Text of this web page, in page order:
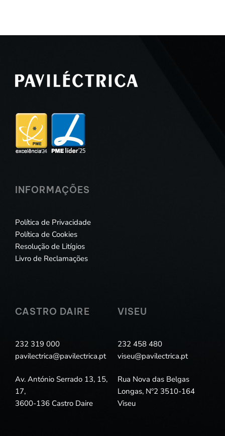
INFORMAÇÕES
Política de Privacidade
Política de Cookies
Resolução de Litígios
Livro de Reclamações
CASTRO DAIRE
232 319 000
pavilectrica@pavilectrica.pt
Av. António Serrado 13, 15,
17,
3600-136 Castro Daire
VISEU
232 458 480
viseu@pavilectrica.pt
Rua Nova das Belgas
Longas, Nº2 3510-164
Viseu